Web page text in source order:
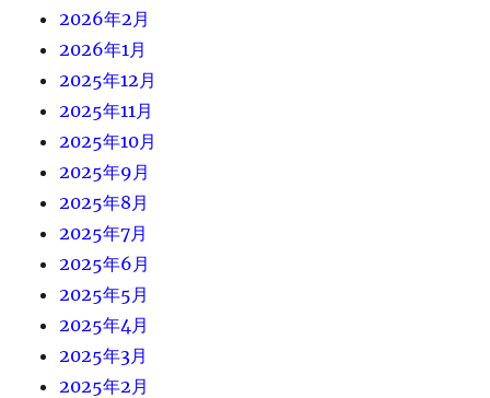
2026年2月
2026年1月
2025年12月
2025年11月
2025年10月
2025年9月
2025年8月
2025年7月
2025年6月
2025年5月
2025年4月
2025年3月
2025年2月